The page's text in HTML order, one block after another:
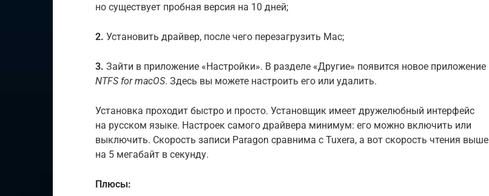
но существует пробная версия на 10 дней;
2. Установить драйвер, после чего перезагрузить Mac;
3. Зайти в приложение «Настройки». В разделе «Другие» появится новое приложение
NTFS for macOS. Здесь вы можете настроить его или удалить.
Установка проходит быстро и просто. Установщик имеет дружелюбный интерфейс
на русском языке. Настроек самого драйвера минимум: его можно включить или
выключить. Скорость записи Paragon сравнима с Tuxera, а вот скорость чтения выше
на 5 мегабайт в секунду.
Плюсы: